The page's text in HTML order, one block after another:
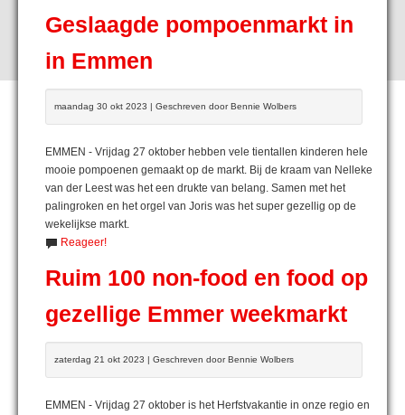
Geslaagde pompoenmarkt in
in Emmen
maandag 30 okt 2023 | Geschreven door Bennie Wolbers
EMMEN - Vrijdag 27 oktober hebben vele tientallen kinderen hele
mooie pompoenen gemaakt op de markt. Bij de kraam van Nelleke
van der Leest was het een drukte van belang. Samen met het
palingroken en het orgel van Joris was het super gezellig op de
wekelijkse markt.
Reageer!
Ruim 100 non-food en food op
gezellige Emmer weekmarkt
zaterdag 21 okt 2023 | Geschreven door Bennie Wolbers
EMMEN - Vrijdag 27 oktober is het Herfstvakantie in onze regio en